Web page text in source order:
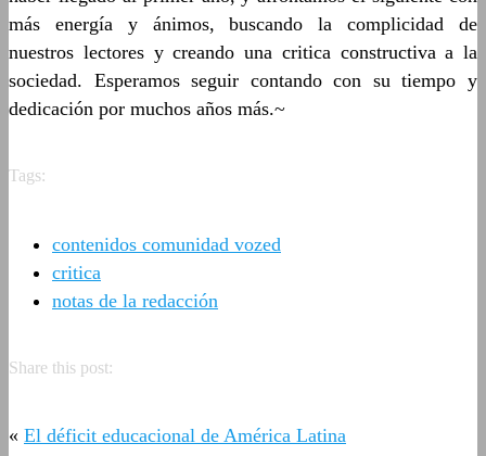
más energía y ánimos, buscando la complicidad de
nuestros lectores y creando una critica constructiva a la
sociedad. Esperamos seguir contando con su tiempo y
dedicación por muchos años más.~
Tags:
contenidos comunidad vozed
critica
notas de la redacción
Share this post:
« El déficit educacional de América Latina